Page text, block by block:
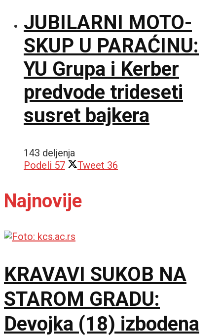
JUBILARNI MOTO-
SKUP U PARAĆINU:
YU Grupa i Kerber
predvode trideseti
susret bajkera
143 deljenja
Podeli 57 Tweet 36
Najnovije
KRAVAVI SUKOB NA
STAROM GRADU:
Devojka (18) izbodena